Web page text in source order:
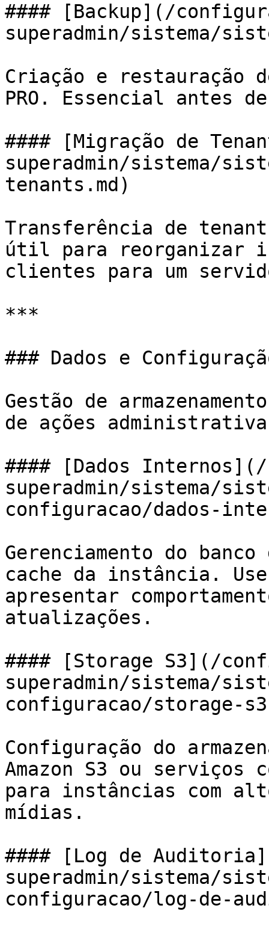
#### [Backup](/
superadmin/sistema/
Criação e restauração
PRO. Essencial antes
#### [Migração de
superadmin/sistema/
tenants.md)
Transferência de
útil para reorganizar
clientes para um
***
### Dados e
Gestão de
de ações
#### [Dados
superadmin/sistema/
configuracao/dados-
Gerenciamento do
cache da instância.
apresentar
atualizações.
#### [Storage S3](/
superadmin/sistema/
configuracao/storage-
Configuração do
Amazon S3 ou serviços
para instâncias com
mídias.
#### [Log de
superadmin/sistema/
configuracao/log-de-